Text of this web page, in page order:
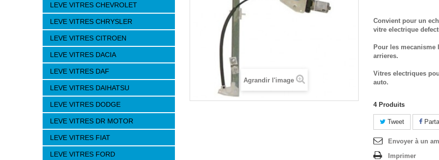
LEVE VITRES CHEVROLET
LEVE VITRES CHRYSLER
LEVE VITRES CITROEN
LEVE VITRES DACIA
LEVE VITRES DAF
LEVE VITRES DAIHATSU
LEVE VITRES DODGE
LEVE VITRES DR MOTOR
LEVE VITRES FIAT
LEVE VITRES FORD
Agrandir l'image
Convient pour un
vitre electrique
Pour les mecanisme
arrieres.
Vitres electriques
auto.
4 Produits
Tweet
Envoyer à un
Imprimer